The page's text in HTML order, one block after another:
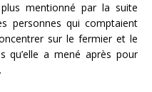
mentionné par la suite
personnes qui comptaient
sur le fermier et le
qu’elle a mené après pour